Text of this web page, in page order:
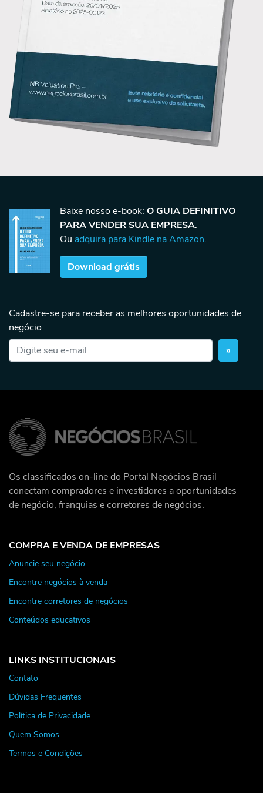
Baixe nosso e-book: O GUIA DEFINITIVO
PARA VENDER SUA EMPRESA.
Ou adquira para Kindle na Amazon.
Download grátis
Cadastre-se para receber as melhores oportunidades de
negócio
»
Os classificados on-line do Portal Negócios Brasil
conectam compradores e investidores a oportunidades
de negócio, franquias e corretores de negócios.
COMPRA E VENDA DE EMPRESAS
Anuncie seu negócio
Encontre negócios à venda
Encontre corretores de negócios
Conteúdos educativos
LINKS INSTITUCIONAIS
Contato
Dúvidas Frequentes
Política de Privacidade
Quem Somos
Termos e Condições